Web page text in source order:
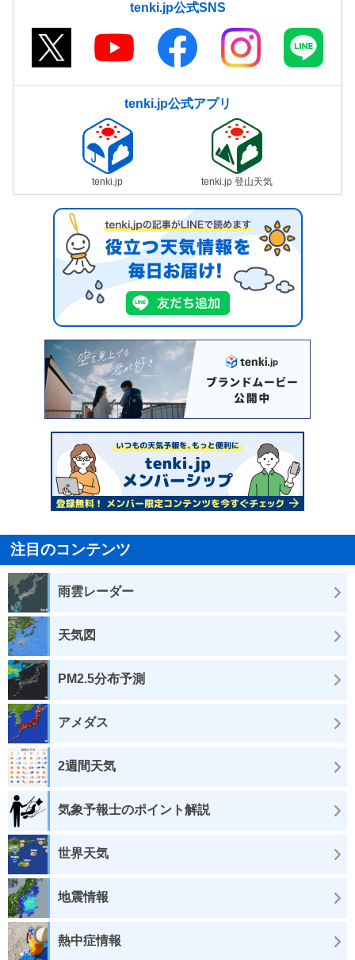
tenki.jp公式SNS
tenki.jp公式アプリ
tenki.jp tenki.jp 登山天気
注目のコンテンツ
雨雲レーダー
天気図
PM2.5分布予測
アメダス
2週間天気
気象予報士のポイント解説
世界天気
地震情報
熱中症情報